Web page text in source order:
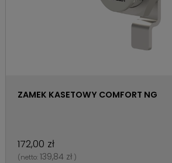
ZAMEK KASETOWY COMFORT NG
172,00 zł
(netto: 139,84 zł )